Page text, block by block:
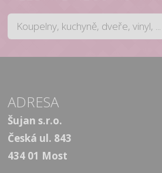
ADRESA
Šujan s.r.o.
Česká ul. 843
434 01 Most